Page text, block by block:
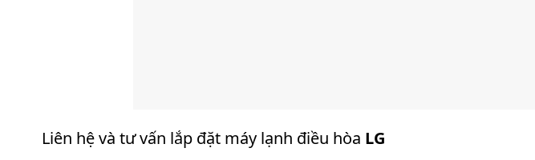
Liên hệ và tư vấn lắp đặt máy lạnh điều hòa LG